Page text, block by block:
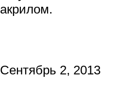
акрилом.
Сентябрь 2, 2013